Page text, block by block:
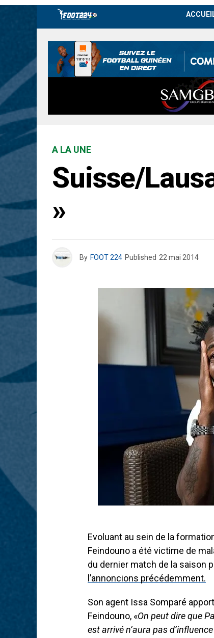
A LA UNE
Suisse/
»
By FOOT 224 Published 22 mai 2014
Evoluant au sein de la
Feindouno a été victime de
du dernier match de la saison
l’annoncions précédemment.
Son agent Issa Somparé
Feindouno, «On peut dire que
est arrivé n’aura pas